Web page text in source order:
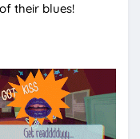
their blues!